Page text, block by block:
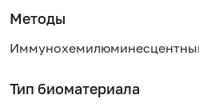
Методы
Тип биоматериала